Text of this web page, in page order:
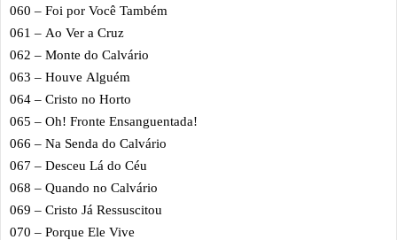
060 – Foi por Você Também
061 – Ao Ver a Cruz
062 – Monte do Calvário
063 – Houve Alguém
064 – Cristo no Horto
065 – Oh! Fronte Ensanguentada!
066 – Na Senda do Calvário
067 – Desceu Lá do Céu
068 – Quando no Calvário
069 – Cristo Já Ressuscitou
070 – Porque Ele Vive